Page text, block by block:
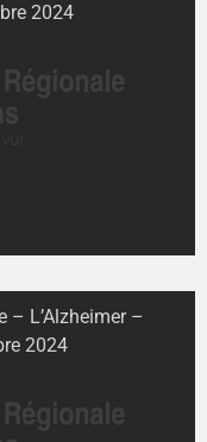
2024
– L’Alzheimer –
2024